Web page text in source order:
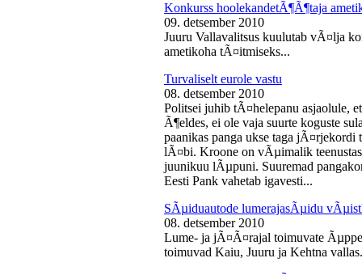
Konkurss hoolekandetÃ¶Ã¶taja
09. detsember 2010
Juuru Vallavalitsus kuulutab vÃ¤lja
ametikoha tÃ¤itmiseks...
Turvaliselt eurole vastu
08. detsember 2010
Politsei juhib tÃ¤helepanu asjaolule,
Ã¶eldes, ei ole vaja suurte koguste
paanikas panga ukse taga
lÃ¤bi. Kroone on vÃµimalik
juunikuu lÃµpuni. Suuremad
Eesti Pank vahetab igavesti...
SÃµiduautode lumerajasÃµidu
08. detsember 2010
Lume- ja jÃ¤Ã¤rajal toimuvate
toimuvad Kaiu, Juuru ja Kehtna